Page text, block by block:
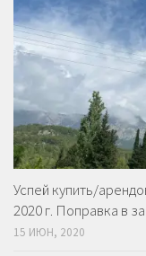
Успей купить/
2020 г. Поправка в
15 ИЮН, 2020